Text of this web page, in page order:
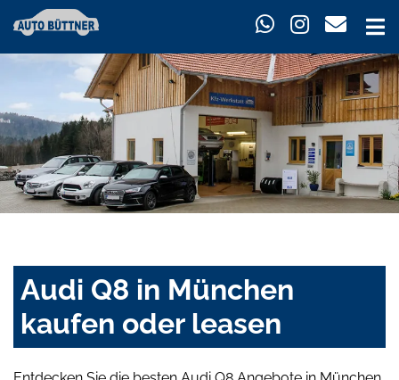
Audi Q8 in München
kaufen oder leasen